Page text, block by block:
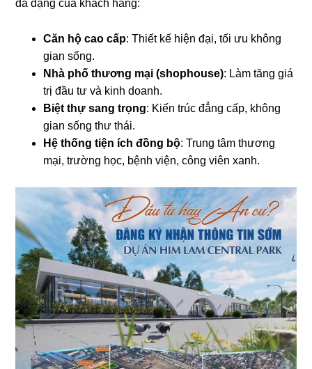
đa dạng của khách hàng:
Căn hộ cao cấp: Thiết kế hiện đại, tối ưu không
gian sống.
Nhà phố thương mại (shophouse): Làm tăng giá
trị đầu tư và kinh doanh.
Biệt thự sang trọng: Kiến trúc đẳng cấp, không
gian sống thư thái.
Hệ thống tiện ích đồng bộ: Trung tâm thương
mại, trường học, bệnh viện, công viên xanh.